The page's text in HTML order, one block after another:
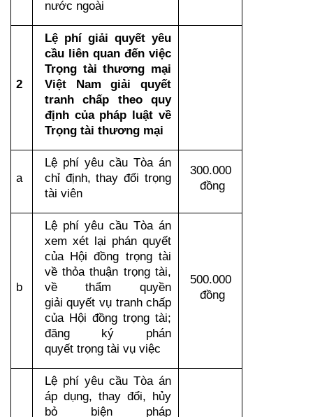
nước ngoài
2
Lệ phí giải quyết yêu
cầu liên quan đến việc
Trọng tài thương mại
Việt Nam giải quyết
tranh chấp theo quy
định của pháp luật về
Trọng tài thương mại
a
Lệ phí yêu cầu Tòa án
chỉ định, thay đổi trọng
tài viên
300.000
đồng
b
Lệ phí yêu cầu Tòa án
xem xét lại phán quyết
của Hội đồng trọng tài
về thỏa thuận trọng tài,
về thẩm quyền
giải quyết vụ tranh chấp
của Hội đồng trọng tài;
đăng ký phán
quyết trọng tài vụ việc
500.000
đồng
Lệ phí yêu cầu Tòa án
áp dụng, thay đổi, hủy
bỏ biện pháp